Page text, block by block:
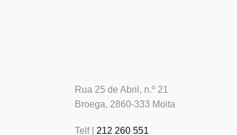
Rua 25 de Abril, n.º 21
Broega, 2860-333 Moita
Telf | 212 260 551